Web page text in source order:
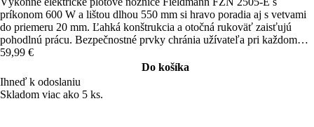
príkonom 600 W a lištou dlhou 550 mm si hravo poradia aj s vetvami
do priemeru 20 mm. Ľahká konštrukcia a otočná rukoväť zaisťujú
pohodlnú prácu. Bezpečnostné prvky chránia užívateľa pri každom
použití.
59,99 €
Do košíka
Ihneď k odoslaniu
Skladom viac ako 5 ks.